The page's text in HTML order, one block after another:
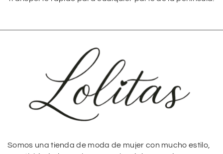
Somos una tienda de moda de mujer con mucho estilo,